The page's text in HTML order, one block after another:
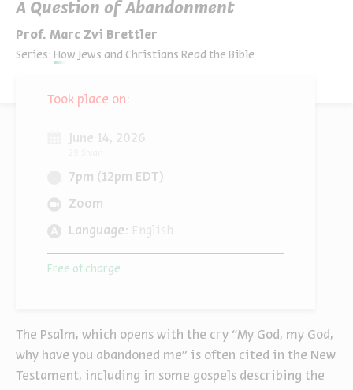
A Question of Abandonment
Prof. Marc Zvi Brettler
Series: How Jews and Christians Read the Bible
The Psalm, which opens with the cry “My God, my God,
why have you abandoned me” is often cited in the New
Testament, including in some gospels describing the
Took place on:
June 14, 2026
7pm (12pm EDT)
Zoom
Language: English
Free of charge